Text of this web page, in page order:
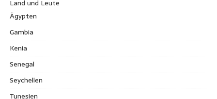
Land und Leute
Ägypten
Gambia
Kenia
Senegal
Seychellen
Tunesien